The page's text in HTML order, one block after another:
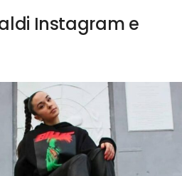
Instagram e